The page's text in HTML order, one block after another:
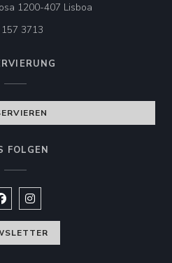
1200-407 Lisboa
3713
FOLGEN
Facebook ((öffnet ein neues
Instagram ((öffnet ein neues